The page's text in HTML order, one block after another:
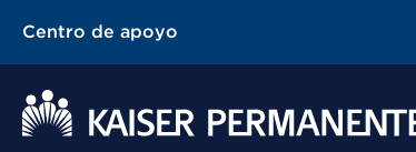
Centro de apoyo